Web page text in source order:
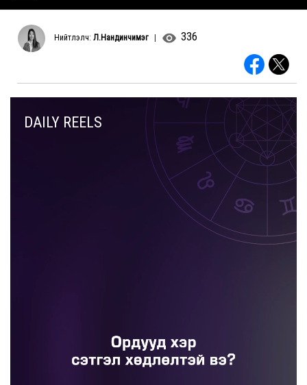
Нийтлэлч: Л.Нандинчимэг| 336
DAILY REELS